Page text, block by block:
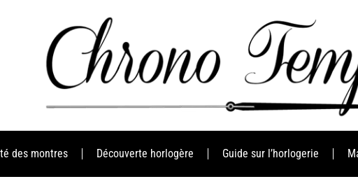
des montres Découverte horlogère Guide sur l’horlogerie